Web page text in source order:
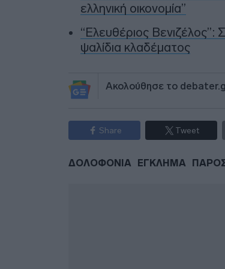
ελληνική οικονομία”
“Ελευθέριος Βενιζέλος”:
ψαλίδια κλαδέματος
Ακολούθησε το
Share Tweet
ΔΟΛΟΦΟΝΙΑ ΕΓΚΛΗΜΑ